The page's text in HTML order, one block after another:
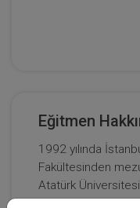
Eğitmen
1992 yılında
Fakültesinden
Atatürk
araştırma görevlisi